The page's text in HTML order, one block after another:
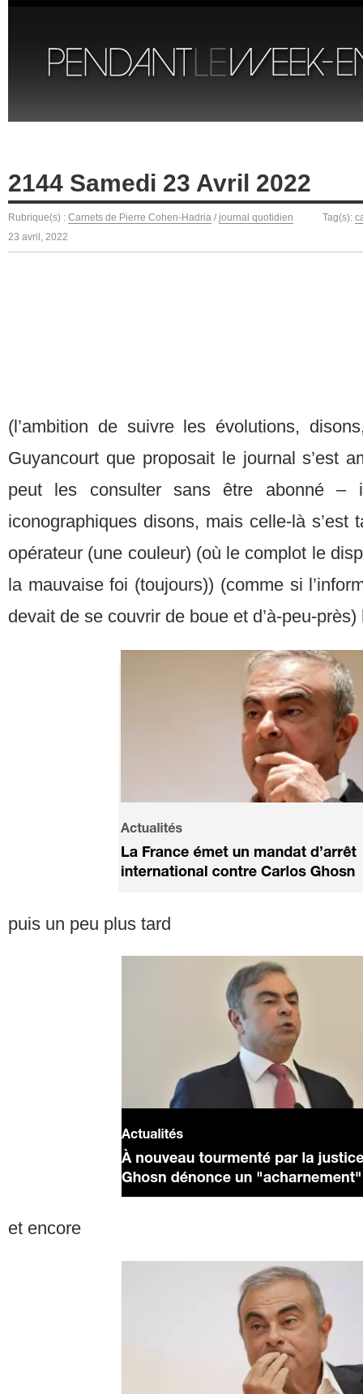
2144 Samedi 23 Avril 2022
Rubrique(s) : Carnets de Pierre Cohen-Hadria / journal quotidien Tag(s):
23 avril, 2022
(l’ambition de suivre les évolutions,
Guyancourt que proposait le journal s’est
peut les consulter sans être abonné –
iconographiques disons, mais celle-là s’est
opérateur (une couleur) (où le complot le
la mauvaise foi (toujours)) (comme si
devait de se couvrir de boue et d’à-peu-
puis un peu plus tard
et encore